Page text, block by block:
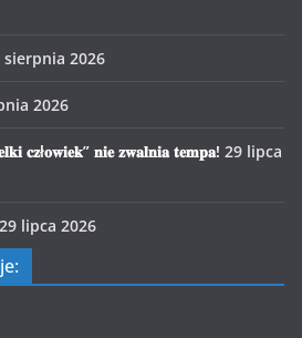
sierpnia 2026
2026
𝐜𝐳ł𝐨𝐰𝐢𝐞𝐤” 𝐧𝐢𝐞 𝐳𝐰𝐚𝐥𝐧𝐢𝐚 𝐭𝐞𝐦𝐩𝐚! 29 lipca
29 lipca 2026